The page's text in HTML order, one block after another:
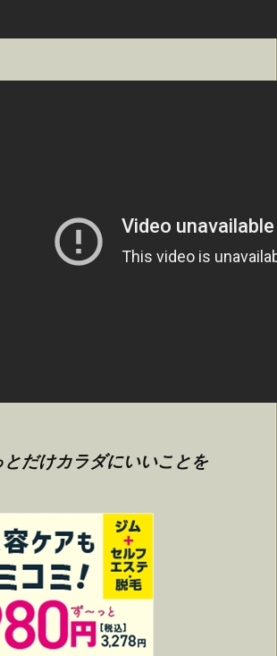
とだけカラダにいいことを